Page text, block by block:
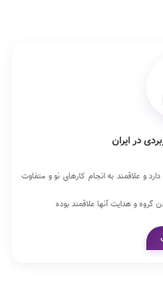
در ایران
و علاقمند به انجام کارهای نو و متفاوت
و هدایت آنها علاقمند بوده